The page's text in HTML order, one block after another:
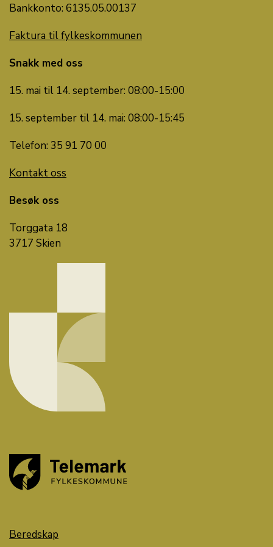
Bankkonto: 6135.05.00137
Faktura til fylkeskommunen
Snakk med oss
15. mai til 14. september: 08:00-15:00
15. september til 14. mai: 08:00-15:45
Telefon: 35 91 70 00
Kontakt oss
Besøk oss
Torggata 18
3717 Skien
Beredskap